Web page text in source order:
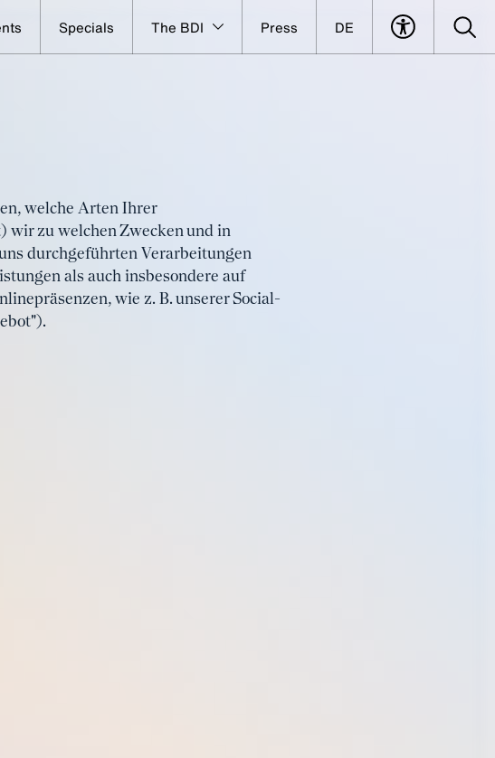
Specials The BDI Press DE
welche Arten Ihrer
wir zu welchen Zwecken und in
durchgeführten Verarbeitungen
als auch insbesondere auf
wie z. B. unserer Social-